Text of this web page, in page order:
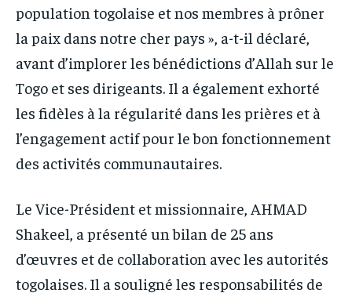
population togolaise et nos membres à prôner
la paix dans notre cher pays », a-t-il déclaré,
avant d’implorer les bénédictions d’Allah sur le
Togo et ses dirigeants. Il a également exhorté
les fidèles à la régularité dans les prières et à
l’engagement actif pour le bon fonctionnement
des activités communautaires.
Le Vice-Président et missionnaire, AHMAD
Shakeel, a présenté un bilan de 25 ans
d’œuvres et de collaboration avec les autorités
togolaises. Il a souligné les responsabilités de